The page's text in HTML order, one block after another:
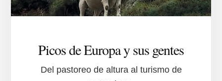
Picos de Europa y sus gentes
Del pastoreo de altura al turismo de